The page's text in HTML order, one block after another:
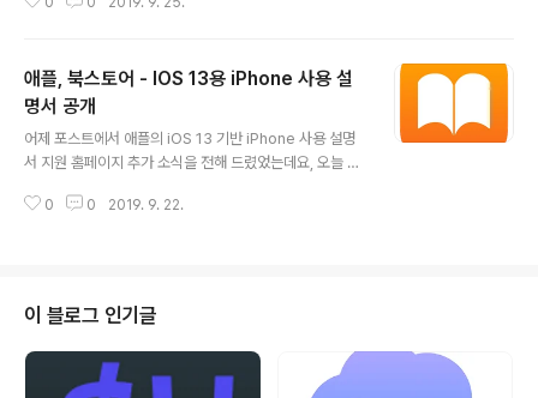
저들 입장에서는 확인을 해도 특별한 감은 오지 않습니다.
3 SoC는 삼성의 K3UH5H50AM-SGCL 4GB LPDD
R4X SDRAM을 내부적으로 PoP(Package on Packa
ge) 한 것이라고 합니다. 4GB RAM 이 맞는 것 같습니다.
USI 라고 마킹된 Package 안에 애플의 U1 칩이 들어 있
을 것으로 추정하고 있으며, 현재까지 알려진 바에 의하면
UWB(Ultra Wide ..
애플, 북스토어 - IOS 13용 iPhone 사용 설
명서 공개
어제 포스트에서 애플의 iOS 13 기반 iPhone 사용 설명
서 지원 홈페이지 추가 소식을 전해 드렸었는데요, 오늘 동
cation, 전자책) 로도 공개를 했습니다. 아이폰에서 위의
으로 설명된 iPhone 사용 설명서 입니다. 웹브라우져나 P
DF 보다 책장 넘김 효과가 좋고, 목차 및 검색이 편리한 e
pub를 선호하시는 분들께 추천 드립니다. 관련 글 목록) 2
019/09/21 - 애플, 유용한 정보로 가득한 iOS 13 및 아
0 0 2019. 9. 22.
이 블로그 인기글